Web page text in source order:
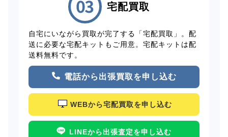
宅配買取
自宅にいながら買取が完了する「宅配買取」。配
送に必要な宅配キットもご用意。宅配キットは配
送料無料です。
電話から出張買取を申し込む
WEBから宅配買取を申し込む
LINEから出張査定を申し込む